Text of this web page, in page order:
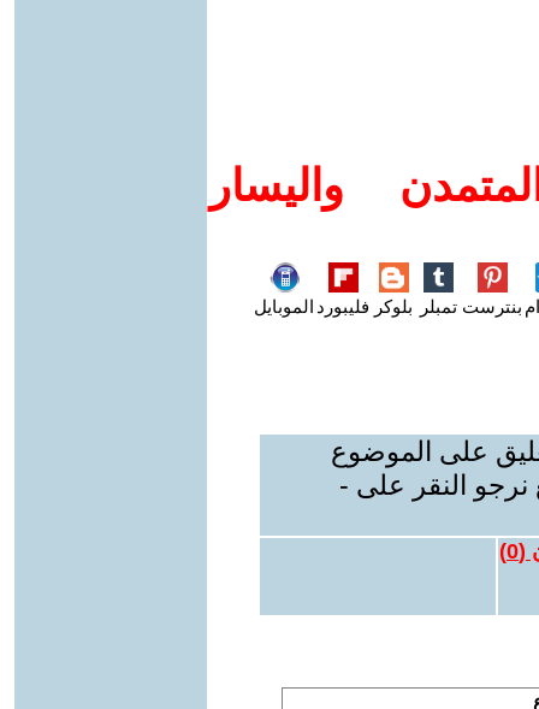
واليسار
بنترست تمبلر بلوكر فليبورد الموبايل
على الموضوع
نرجو النقر على -
(
0
)